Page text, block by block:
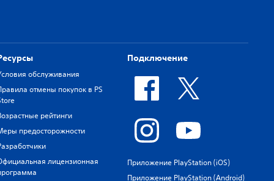
обслуживания
отмены покупок в PS
рейтинги
предосторожности
лицензионная
Подключение
Приложение PlayStation (iOS)
Приложение PlayStation (Android)